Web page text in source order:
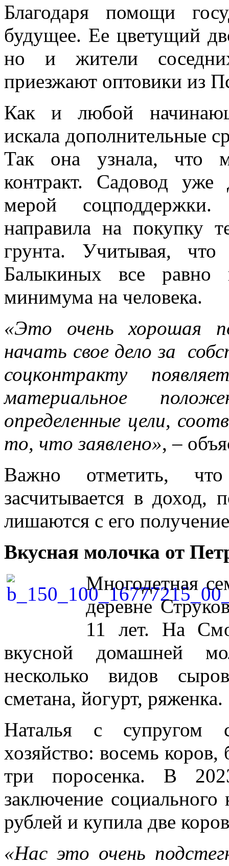
Благодаря помощи
будущее. Ее цветущий
но и жители
приезжают оптовики из
Как и любой
искала дополнительные
Так она узнала, что
контракт. Садовод уже
мерой
направила на покупку
грунта. Учитывая,
Балыкиных все равно
минимума на человека.
«Это очень хорошая
начать свое дело за
соцконтракту
материальное
определенные цели,
то, что заявлено», –
Важно отметить,
засчитывается в доход,
лишаются с его
Вкусная молочка от
Многодетная
деревне
11 лет. На
вкусной домашней
несколько видов
сметана, йогурт, ряженка.
Наталья с супругом
хозяйство: восемь
три поросенка. В
заключение
рублей и купила две
«Нас это очень